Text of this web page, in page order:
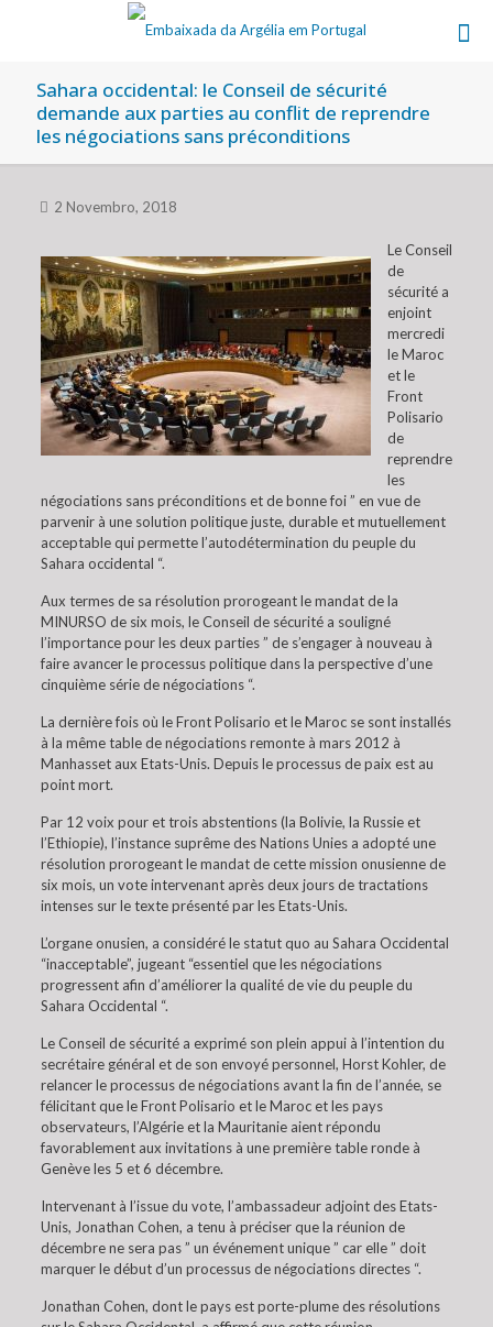
Sahara occidental: le Conseil de sécurité
demande aux parties au conflit de reprendre
les négociations sans préconditions
2 Novembro, 2018
Le Conseil
de
sécurité a
enjoint
mercredi
le Maroc
et le
Front
Polisario
de
reprendre
les
négociations sans préconditions et de bonne foi ” en vue de
parvenir à une solution politique juste, durable et mutuellement
acceptable qui permette l’autodétermination du peuple du
Sahara occidental “.
Aux termes de sa résolution prorogeant le mandat de la
MINURSO de six mois, le Conseil de sécurité a souligné
l’importance pour les deux parties ” de s’engager à nouveau à
faire avancer le processus politique dans la perspective d’une
cinquième série de négociations “.
La dernière fois où le Front Polisario et le Maroc se sont installés
à la même table de négociations remonte à mars 2012 à
Manhasset aux Etats-Unis. Depuis le processus de paix est au
point mort.
Par 12 voix pour et trois abstentions (la Bolivie, la Russie et
l’Ethiopie), l’instance suprême des Nations Unies a adopté une
résolution prorogeant le mandat de cette mission onusienne de
six mois, un vote intervenant après deux jours de tractations
intenses sur le texte présenté par les Etats-Unis.
L’organe onusien, a considéré le statut quo au Sahara Occidental
“inacceptable”, jugeant “essentiel que les négociations
progressent afin d’améliorer la qualité de vie du peuple du
Sahara Occidental “.
Le Conseil de sécurité a exprimé son plein appui à l’intention du
secrétaire général et de son envoyé personnel, Horst Kohler, de
relancer le processus de négociations avant la fin de l’année, se
félicitant que le Front Polisario et le Maroc et les pays
observateurs, l’Algérie et la Mauritanie aient répondu
favorablement aux invitations à une première table ronde à
Genève les 5 et 6 décembre.
Intervenant à l’issue du vote, l’ambassadeur adjoint des Etats-
Unis, Jonathan Cohen, a tenu à préciser que la réunion de
décembre ne sera pas ” un événement unique ” car elle ” doit
marquer le début d’un processus de négociations directes “.
Jonathan Cohen, dont le pays est porte-plume des résolutions